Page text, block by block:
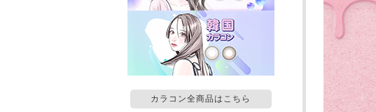
カラコン全商品はこちら